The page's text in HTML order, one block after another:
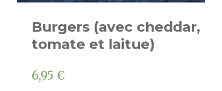
Burgers (avec cheddar,
tomate et laitue)
6,95 €